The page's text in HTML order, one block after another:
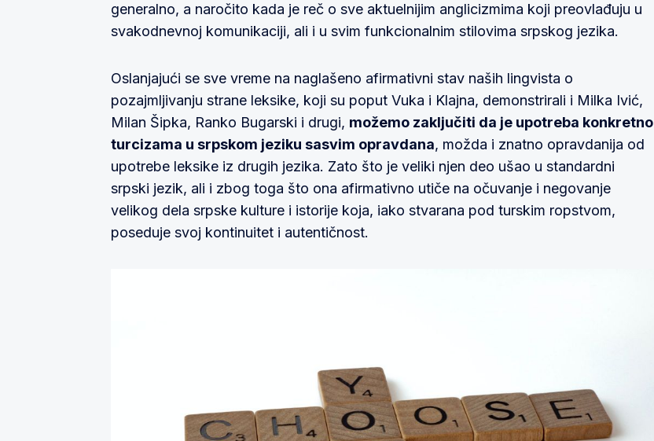
generalno, a naročito kada je reč o sve aktuelnijim anglicizmima koji preovlađuju u
svakodnevnoj komunikaciji, ali i u svim funkcionalnim stilovima srpskog jezika.
Oslanjajući se sve vreme na naglašeno afirmativni stav naših lingvista o
pozajmljivanju strane leksike, koji su poput Vuka i Klajna, demonstrirali i Milka Ivić,
Milan Šipka, Ranko Bugarski i drugi, možemo zaključiti da je upotreba konkretno
turcizama u srpskom jeziku sasvim opravdana, možda i znatno opravdanija od
upotrebe leksike iz drugih jezika. Zato što je veliki njen deo ušao u standardni
srpski jezik, ali i zbog toga što ona afirmativno utiče na očuvanje i negovanje
velikog dela srpske kulture i istorije koja, iako stvarana pod turskim ropstvom,
poseduje svoj kontinuitet i autentičnost.